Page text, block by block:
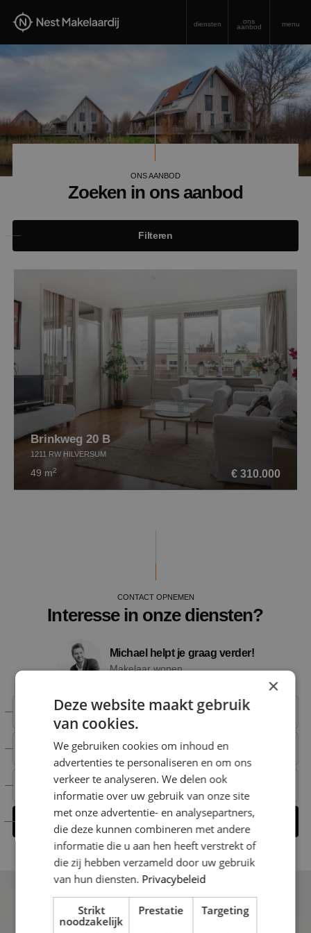
diensten ons
aanbod menu
ONS AANBOD
Zoeken in ons aanbod
Filteren
Brinkweg 20 B
1211 RW HILVERSUM
49 m2 € 310.000
CONTACT OPNEMEN
Interesse in onze diensten?
Michael helpt je graag verder!
Makelaar wonen
+31 6 15 00 52 66
+31 6 15 00 52 66
michael@nestmakelaardij.nl
Contact opnemen
×
Deze website maakt gebruik
van cookies.
We gebruiken cookies om inhoud en
advertenties te personaliseren en om ons
verkeer te analyseren. We delen ook
informatie over uw gebruik van onze site
met onze advertentie- en analysepartners,
die deze kunnen combineren met andere
informatie die u aan hen heeft verstrekt of
die zij hebben verzameld door uw gebruik
van hun diensten. Privacybeleid
Strikt
noodzakelijk
Prestatie Targeting